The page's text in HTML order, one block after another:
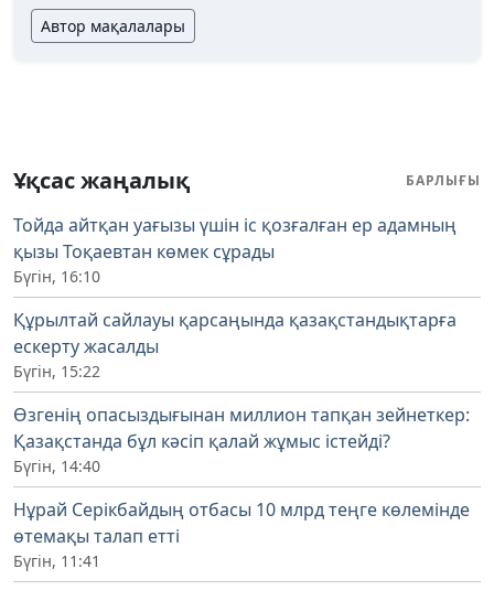
Автор мақалалары
Ұқсас жаңалық БАРЛЫҒЫ
Тойда айтқан уағызы үшін іс қозғалған ер адамның
қызы Тоқаевтан көмек сұрады
Бүгін, 16:10
Құрылтай сайлауы қарсаңында қазақстандықтарға
ескерту жасалды
Бүгін, 15:22
Өзгенің опасыздығынан миллион тапқан зейнеткер:
Қазақстанда бұл кәсіп қалай жұмыс істейді?
Бүгін, 14:40
Нұрай Серікбайдың отбасы 10 млрд теңге көлемінде
өтемақы талап етті
Бүгін, 11:41